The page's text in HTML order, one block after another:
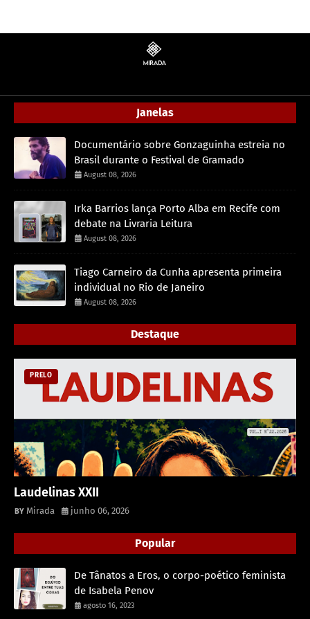
Janelas
Documentário sobre Gonzaguinha estreia no
Brasil durante o Festival de Gramado
August 08, 2026
Irka Barrios lança Porto Alba em Recife com
debate na Livraria Leitura
August 08, 2026
Tiago Carneiro da Cunha apresenta primeira
individual no Rio de Janeiro
August 08, 2026
Destaque
PRELO
Laudelinas XXII
Mirada junho 06, 2026
Popular
De Tânatos a Eros, o corpo-poético feminista
de Isabela Penov
agosto 16, 2023